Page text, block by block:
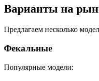
Варианты на
Предлагаем несколько
Фекальные
Популярные модели: